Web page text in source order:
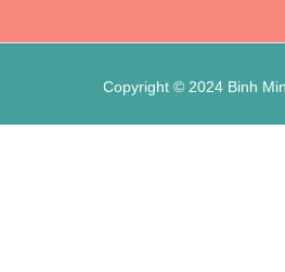
Copyright © 2024 Binh